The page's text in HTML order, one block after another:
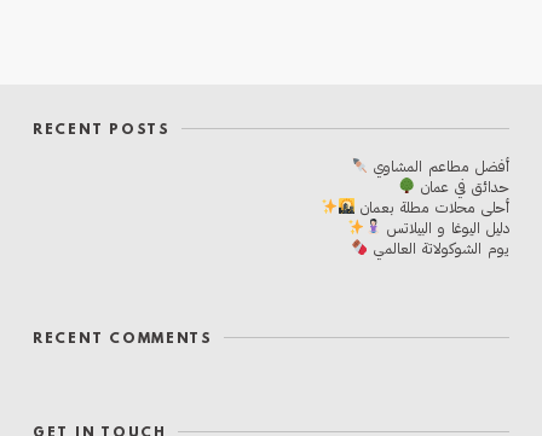
RECENT POSTS
أفضل مطاعم المشاوي
حدائق في عمان
أحلی محلات مطلة بعمان
دليل اليوغا و البيلاتس
يوم الشوكولاتة العالمي
RECENT COMMENTS